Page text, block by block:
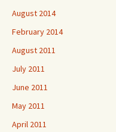
August 2014
February 2014
August 2011
July 2011
June 2011
May 2011
April 2011